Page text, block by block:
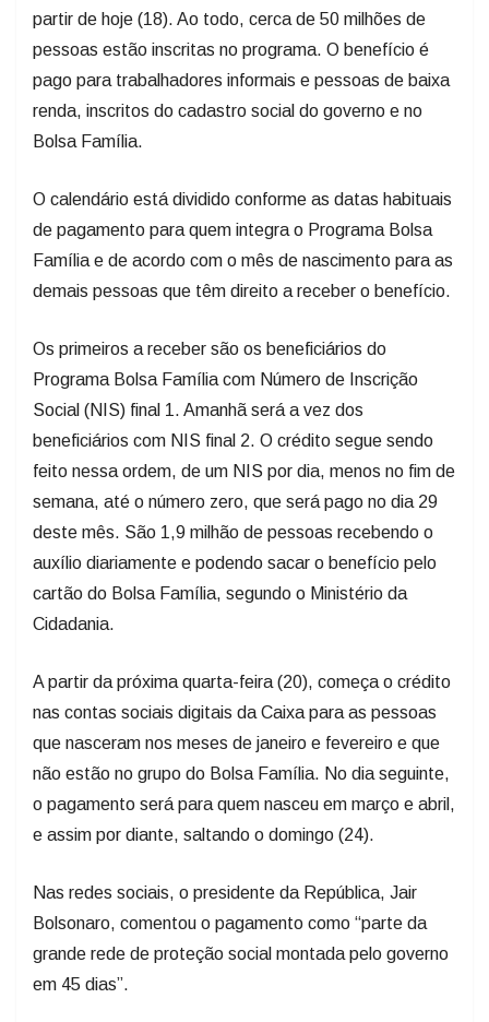
partir de hoje (18). Ao todo, cerca de 50 milhões de
pessoas estão inscritas no programa. O benefício é
pago para trabalhadores informais e pessoas de baixa
renda, inscritos do cadastro social do governo e no
Bolsa Família.
O calendário está dividido conforme as datas habituais
de pagamento para quem integra o Programa Bolsa
Família e de acordo com o mês de nascimento para as
demais pessoas que têm direito a receber o benefício.
Os primeiros a receber são os beneficiários do
Programa Bolsa Família com Número de Inscrição
Social (NIS) final 1. Amanhã será a vez dos
beneficiários com NIS final 2. O crédito segue sendo
feito nessa ordem, de um NIS por dia, menos no fim de
semana, até o número zero, que será pago no dia 29
deste mês. São 1,9 milhão de pessoas recebendo o
auxílio diariamente e podendo sacar o benefício pelo
cartão do Bolsa Família, segundo o Ministério da
Cidadania.
A partir da próxima quarta-feira (20), começa o crédito
nas contas sociais digitais da Caixa para as pessoas
que nasceram nos meses de janeiro e fevereiro e que
não estão no grupo do Bolsa Família. No dia seguinte,
o pagamento será para quem nasceu em março e abril,
e assim por diante, saltando o domingo (24).
Nas redes sociais, o presidente da República, Jair
Bolsonaro, comentou o pagamento como “parte da
grande rede de proteção social montada pelo governo
em 45 dias”.